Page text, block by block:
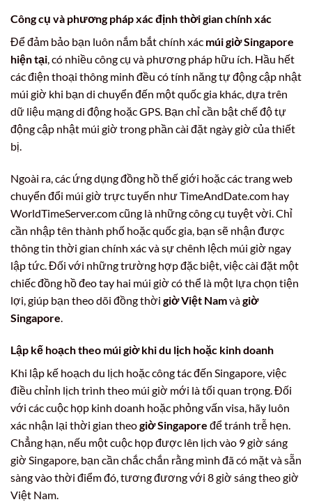
Công cụ và phương pháp xác định thời gian chính xác
Để đảm bảo bạn luôn nắm bắt chính xác múi giờ Singapore
hiện tại, có nhiều công cụ và phương pháp hữu ích. Hầu hết
các điện thoại thông minh đều có tính năng tự động cập nhật
múi giờ khi bạn di chuyển đến một quốc gia khác, dựa trên
dữ liệu mạng di động hoặc GPS. Bạn chỉ cần bật chế độ tự
động cập nhật múi giờ trong phần cài đặt ngày giờ của thiết
bị.
Ngoài ra, các ứng dụng đồng hồ thế giới hoặc các trang web
chuyển đổi múi giờ trực tuyến như TimeAndDate.com hay
WorldTimeServer.com cũng là những công cụ tuyệt vời. Chỉ
cần nhập tên thành phố hoặc quốc gia, bạn sẽ nhận được
thông tin thời gian chính xác và sự chênh lệch múi giờ ngay
lập tức. Đối với những trường hợp đặc biệt, việc cài đặt một
chiếc đồng hồ đeo tay hai múi giờ có thể là một lựa chọn tiện
lợi, giúp bạn theo dõi đồng thời giờ Việt Namvàgiờ
Singapore.
Lập kế hoạch theo múi giờ khi du lịch hoặc kinh doanh
Khi lập kế hoạch du lịch hoặc công tác đến Singapore, việc
điều chỉnh lịch trình theo múi giờ mới là tối quan trọng. Đối
với các cuộc họp kinh doanh hoặc phỏng vấn visa, hãy luôn
xác nhận lại thời gian theogiờ Singapore để tránh trễ hẹn.
Chẳng hạn, nếu một cuộc họp được lên lịch vào 9 giờ sáng
giờ Singapore, bạn cần chắc chắn rằng mình đã có mặt và sẵn
sàng vào thời điểm đó, tương đương với 8 giờ sáng theo giờ
Việt Nam.